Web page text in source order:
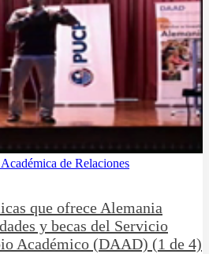
de Relaciones
que ofrece Alemania
y becas del Servicio
Académico (DAAD) (1 de 4)